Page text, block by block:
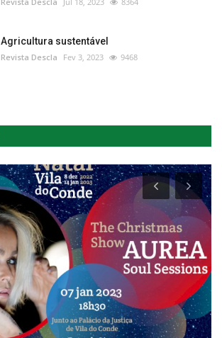
Agricultura sustentável
Revista Descla Fev 3, 2023 9468